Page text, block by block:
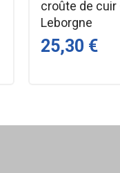
croûte de cuir
Leborgne
25,30 €